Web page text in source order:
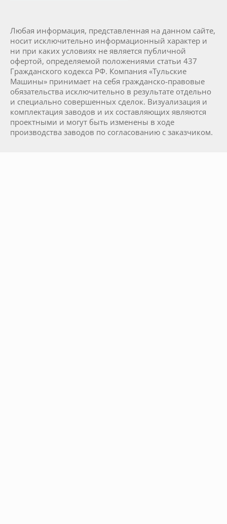
Любая информация, представленная на данном сайте,
носит исключительно информационный характер и
ни при каких условиях не является публичной
офертой, определяемой положениями статьи 437
Гражданского кодекса РФ. Компания «Тульские
Машины» принимает на себя гражданско-правовые
обязательства исключительно в результате отдельно
и специально совершенных сделок. Визуализация и
комплектация заводов и их составляющих являются
проектными и могут быть изменены в ходе
производства заводов по согласованию с заказчиком.